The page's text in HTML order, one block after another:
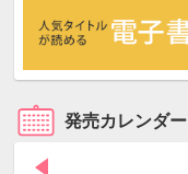
発売カレンダー